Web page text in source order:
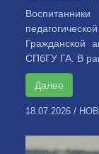
Гражданской
СПбГУ ГА. В
Далее
18.07.2026 /